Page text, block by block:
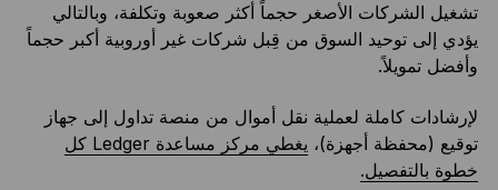
تشغيل الشركات الأصغر حجماً أكثر صعوبة وتكلفة، وبالتالي
يؤدي إلى توحيد السوق من قِبل شركات غير أوروبية أكبر حجماً
وأفضل تمويلاً.
لإرشادات كاملة لعملية نقل أموال من منصة تداول إلى جهاز
توقيع (محفظة أجهزة)،
يغطي مركز مساعدة Ledger كل
خطوة بالتفصيل.